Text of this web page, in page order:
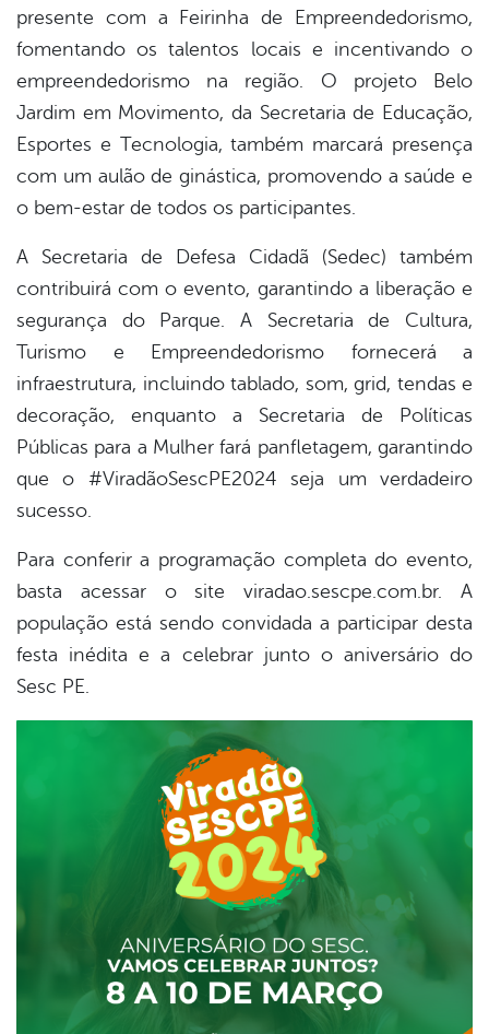
presente com a Feirinha de Empreendedorismo,
fomentando os talentos locais e incentivando o
empreendedorismo na região. O projeto Belo
Jardim em Movimento, da Secretaria de Educação,
Esportes e Tecnologia, também marcará presença
com um aulão de ginástica, promovendo a saúde e
o bem-estar de todos os participantes.
A Secretaria de Defesa Cidadã (Sedec) também
contribuirá com o evento, garantindo a liberação e
segurança do Parque. A Secretaria de Cultura,
Turismo e Empreendedorismo fornecerá a
infraestrutura, incluindo tablado, som, grid, tendas e
decoração, enquanto a Secretaria de Políticas
Públicas para a Mulher fará panfletagem, garantindo
que o #ViradãoSescPE2024 seja um verdadeiro
sucesso.
Para conferir a programação completa do evento,
basta acessar o site viradao.sescpe.com.br. A
população está sendo convidada a participar desta
festa inédita e a celebrar junto o aniversário do
Sesc PE.